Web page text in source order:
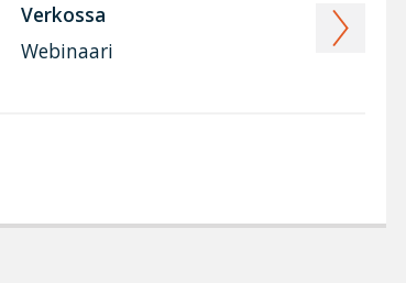
Verkossa
Webinaari